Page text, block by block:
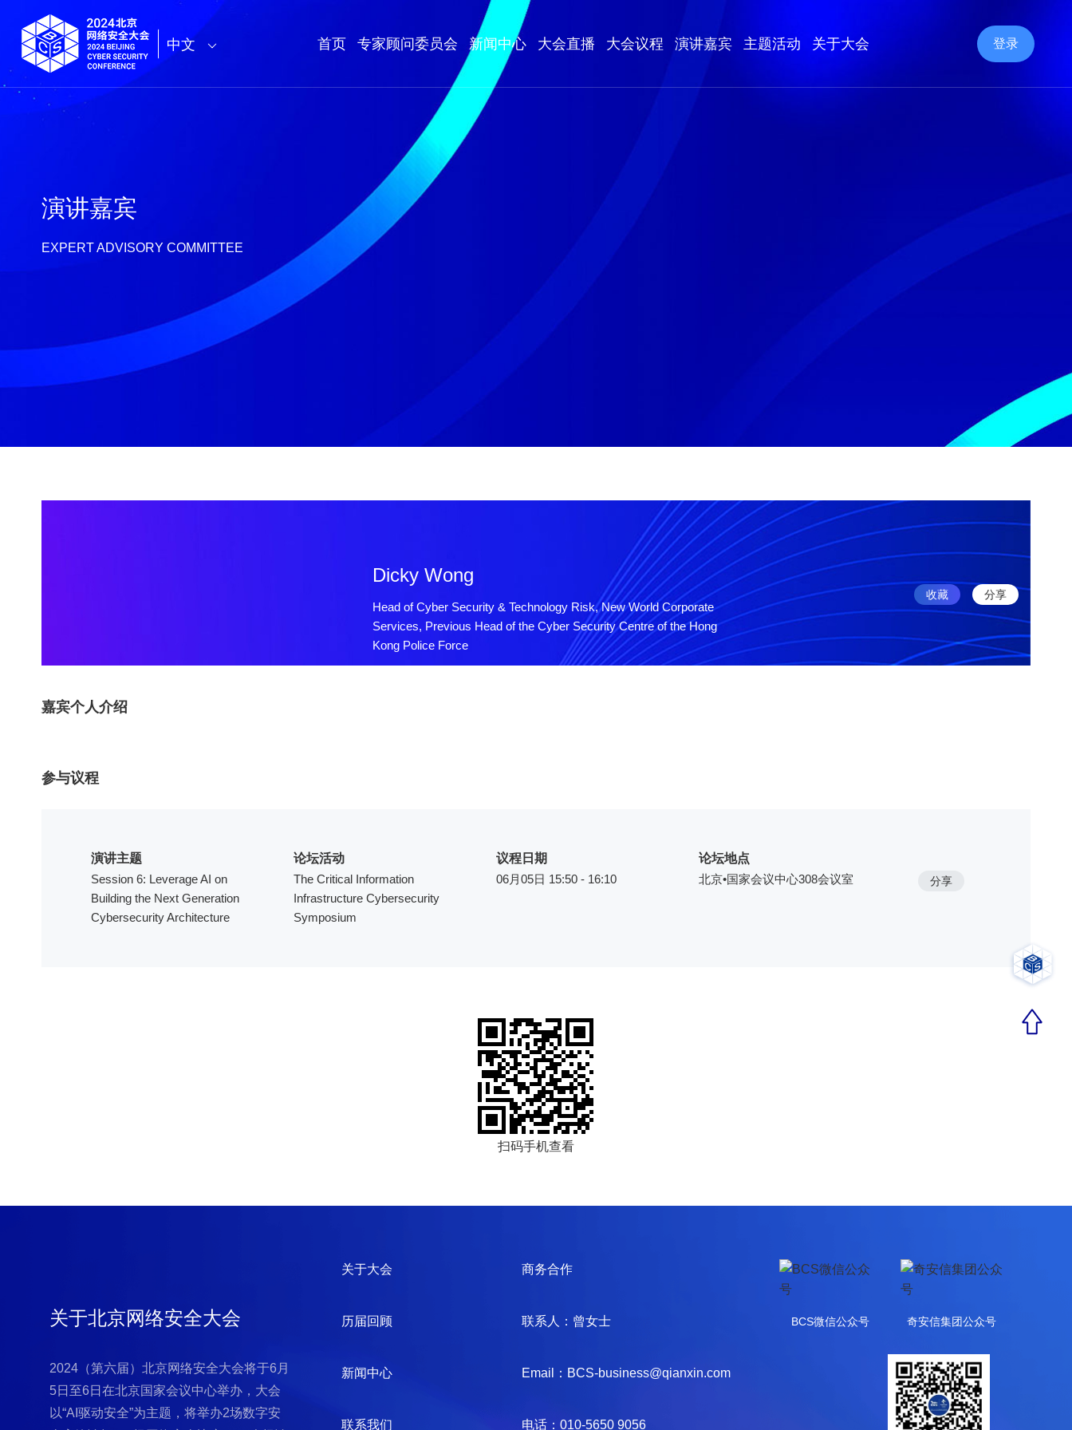
中文 首页 专家顾问委员会 新闻中心 大会直播 大会议程 演讲嘉宾 主题活动 关于大会 登录
演讲嘉宾
EXPERT ADVISORY COMMITTEE
Dicky Wong
Head of Cyber Security & Technology Risk, New World Corporate
Services, Previous Head of the Cyber Security Centre of the Hong
Kong Police Force
收藏 分享
嘉宾个人介绍
参与议程
演讲主题
Session 6: Leverage AI on
Building the Next Generation
Cybersecurity Architecture
论坛活动
The Critical Information
Infrastructure Cybersecurity
Symposium
议程日期
06月05日 15:50 - 16:10
论坛地点
北京•国家会议中心308会议室
分享
扫码手机查看
关于北京网络安全大会
2024（第六届）北京网络安全大会将于6月
5日至6日在北京国家会议中心举办，大会
以“AI驱动安全”为主题，将举办2场数字安
关于大会
历届回顾
新闻中心
联系我们
商务合作
联系人：曾女士
Email：BCS-business@qianxin.com
电话：010-5650 9056
BCS微信公众号 奇安信集团公众号